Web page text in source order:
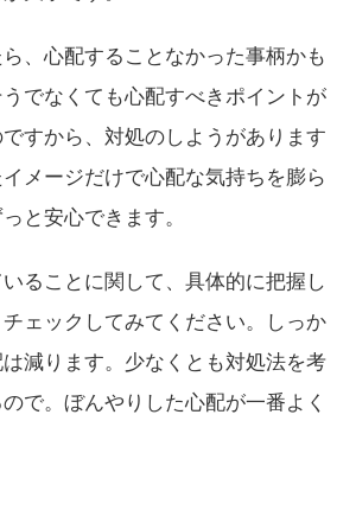
、心配することなかった事柄かも
でなくても心配すべきポイントが
すから、対処のしようがあります
メージだけで心配な気持ちを膨ら
と安心できます。
ることに関して、具体的に把握し
ェックしてみてください。しっか
減ります。少なくとも対処法を考
で。ぼんやりした心配が一番よく